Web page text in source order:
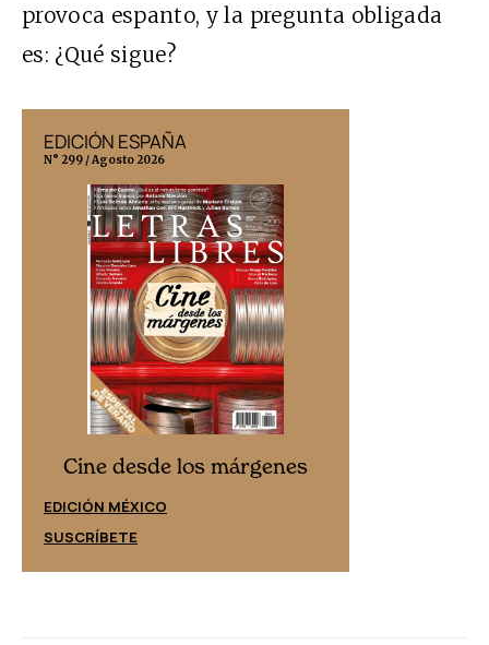
provoca espanto, y la pregunta obligada
es: ¿Qué sigue?
EDICIÓN ESPAÑA
N° 299 / Agosto 2026
Cine desde los márgenes
EDICIÓN MÉXICO
SUSCRÍBETE